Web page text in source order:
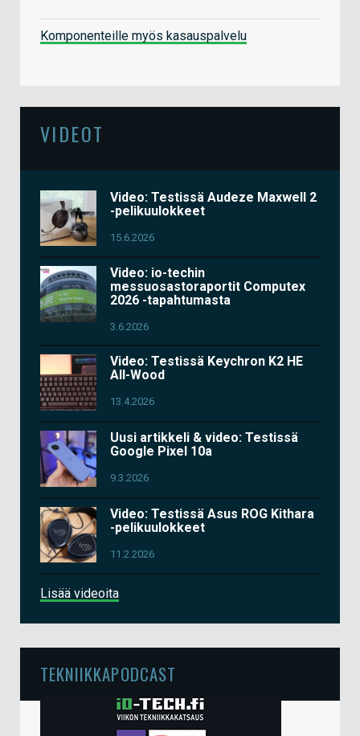
Komponenteille myös kasauspalvelu
VIDEOT
Video: Testissä Audeze Maxwell 2
-pelikuulokkeet
15.6.2026
Video: io-techin
messuosastoraportit Computex
2026 -tapahtumasta
3.6.2026
Video: Testissä Keychron K2 HE
All-Wood
13.4.2026
Uusi artikkeli & video: Testissä
Google Pixel 10a
9.3.2026
Video: Testissä Asus ROG Kithara
-pelikuulokkeet
11.2.2026
Lisää videoita
TEKNIIKKAPODCAST